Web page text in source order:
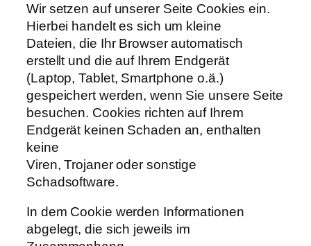
Wir setzen auf unserer Seite Cookies ein.
Hierbei handelt es sich um kleine
Dateien, die Ihr Browser automatisch
erstellt und die auf Ihrem Endgerät
(Laptop, Tablet, Smartphone o.ä.)
gespeichert werden, wenn Sie unsere Seite
besuchen. Cookies richten auf Ihrem
Endgerät keinen Schaden an, enthalten
keine
Viren, Trojaner oder sonstige
Schadsoftware.
In dem Cookie werden Informationen
abgelegt, die sich jeweils im